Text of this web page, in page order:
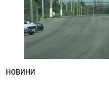
НОВИНИ